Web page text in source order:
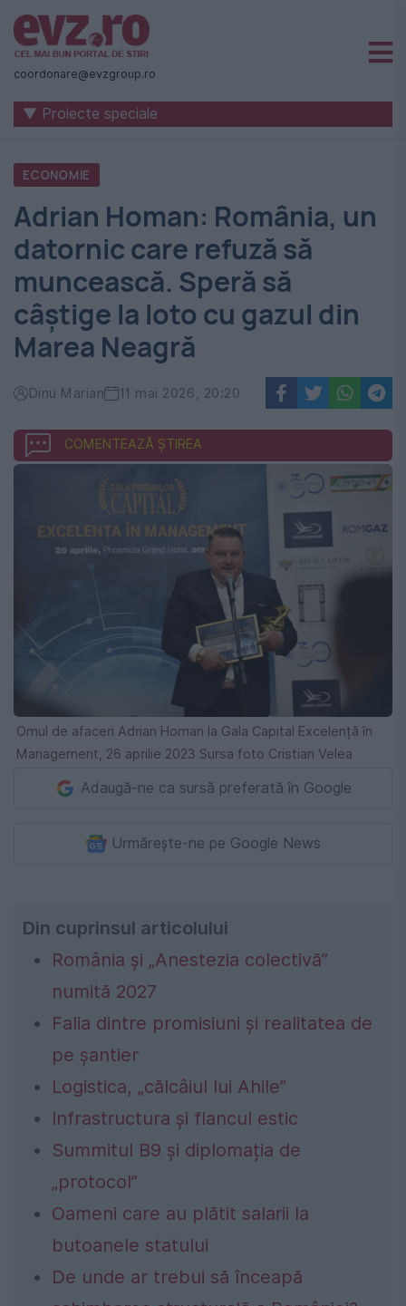
Știri
naționale
internaționale
România
-
Evenimentul
Zilei
coordonare@evzgroup.ro
▼ Proiecte speciale
ECONOMIE
Adrian Homan: România, un
datornic care refuză să
muncească. Speră să
câștige la loto cu gazul din
Marea Neagră
Dinu Marian 11 mai 2026, 20:20
COMENTEAZĂ ȘTIREA
Omul de afaceri Adrian Homan la Gala Capital Excelență în
Management, 26 aprilie 2023 Sursa foto Cristian Velea
Adaugă-ne ca sursă preferată în Google
Urmărește-ne pe Google News
Din cuprinsul articolului
România și „Anestezia colectivă”
numită 2027
Falia dintre promisiuni și realitatea de
pe șantier
Logistica, „călcâiul lui Ahile”
Infrastructura și flancul estic
Summitul B9 și diplomația de
„protocol”
Oameni care au plătit salarii la
butoanele statului
De unde ar trebui să înceapă